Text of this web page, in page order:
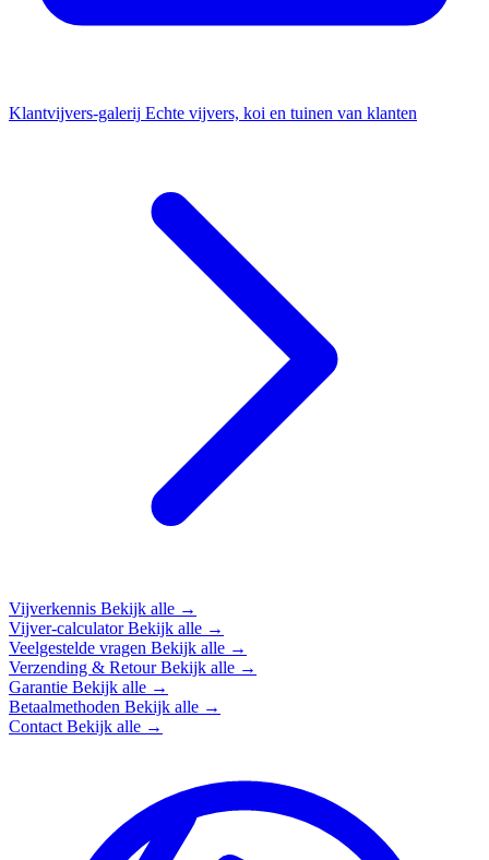
Klantvijvers-galerij Echte vijvers, koi en tuinen van klanten
Vijverkennis Bekijk alle →
Vijver-calculatorBekijk alle →
Veelgestelde vragen Bekijk alle →
Verzending & RetourBekijk alle →
Garantie Bekijk alle →
Betaalmethoden Bekijk alle →
Contact Bekijk alle →